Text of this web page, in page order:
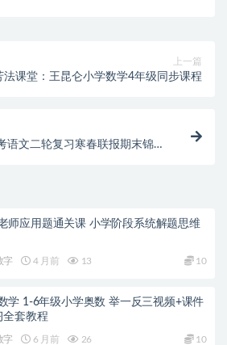
上一篇
法课堂：王昆仑小学数学4年级同步课程
语文二轮复习寒春联报期末锦鲤
师应用题通关课 小学阶段系统解题思维
字 4 月前 13 10
学 1-6年级小学奥数 举一反三视频+课件
全套教程
字 6 月前 26 10